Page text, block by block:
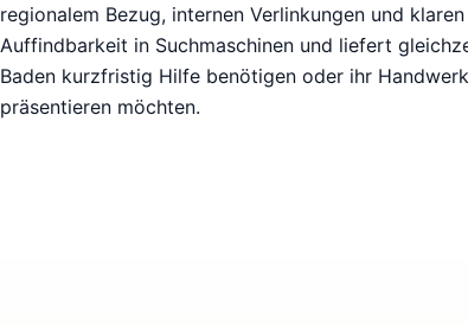
regionalem Bezug, internen Verlinkungen und
Auffindbarkeit in Suchmaschinen und liefert
Baden kurzfristig Hilfe benötigen oder ihr
präsentieren möchten.